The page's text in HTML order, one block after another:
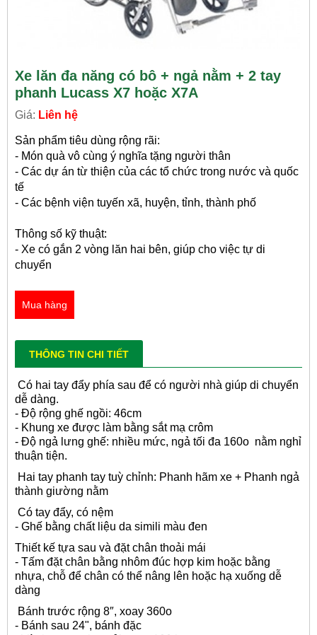
Xe lăn đa năng có bô + ngả nằm + 2 tay
phanh Lucass X7 hoặc X7A
Giá: Liên hệ
Sản phẩm tiêu dùng rộng rãi:
- Món quà vô cùng ý nghĩa tặng người thân
- Các dự án từ thiện của các tổ chức trong nước và quốc
tế
- Các bệnh viện tuyến xã, huyện, tỉnh, thành phố
Thông số kỹ thuật:
- Xe có gắn 2 vòng lăn hai bên, giúp cho việc tự di
chuyển
Mua hàng
THÔNG TIN CHI TIẾT
Có hai tay đẩy phía sau để có người nhà giúp di chuyển
dễ dàng.
- Độ rộng ghế ngồi: 46cm
- Khung xe được làm bằng sắt mạ crôm
- Độ ngả lưng ghế: nhiều mức, ngả tối đa 160o nằm nghỉ
thuận tiện.
Hai tay phanh tay tuỳ chỉnh: Phanh hãm xe + Phanh ngả
thành giường nằm
Có tay đẩy, có nệm
- Ghế bằng chất liệu da simili màu đen
Thiết kế tựa sau và đặt chân thoải mái
- Tấm đặt chân bằng nhôm đúc hợp kim hoặc bằng
nhựa, chỗ để chân có thể nâng lên hoặc hạ xuống dễ
dàng
Bánh trước rộng 8″, xoay 360o
- Bánh sau 24", bánh đặc